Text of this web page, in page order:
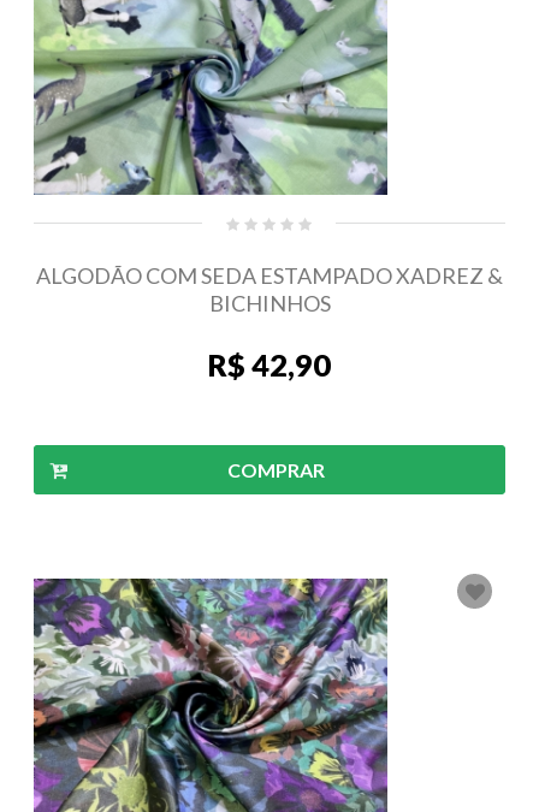
ALGODÃO COM SEDA ESTAMPADO XADREZ &
BICHINHOS
R$ 42,90
COMPRAR